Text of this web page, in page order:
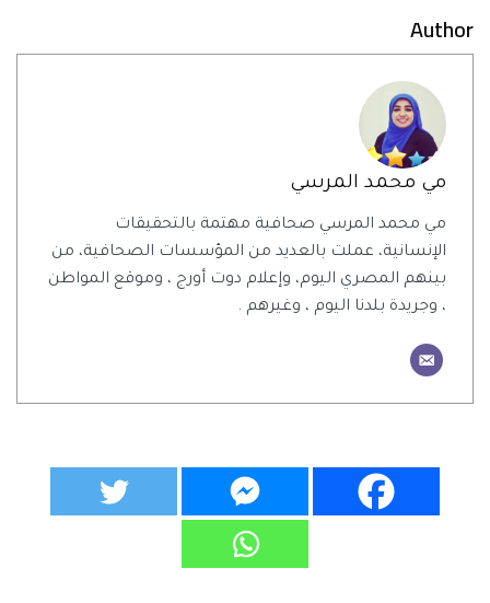
Author
مي محمد المرسي
مي محمد المرسي صحافية مهتمة بالتحقيقات
الإنسانية، عملت بالعديد من المؤسسات الصحافية، من
بينهم المصري اليوم، وإعلام دوت أورج ، وموقع المواطن
، وجريدة بلدنا اليوم ، وغيرهم .